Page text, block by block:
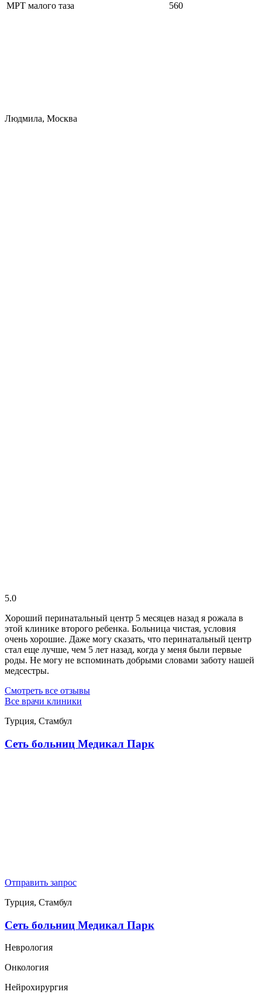
МРТ малого таза
560
Людмила, Москва
5.0
Хороший перинатальный центр 5 месяцев назад я рожала в
этой клинике второго ребенка. Больница чистая, условия
очень хорошие. Даже могу сказать, что перинатальный центр
стал еще лучше, чем 5 лет назад, когда у меня были первые
роды. Не могу не вспоминать добрыми словами заботу нашей
медсестры.
Смотреть все отзывы
Все врачи клиники
Турция, Стамбул
Сеть больниц Медикал Парк
Отправить запрос
Турция, Стамбул
Сеть больниц Медикал Парк
Неврология
Онкология
Нейрохирургия